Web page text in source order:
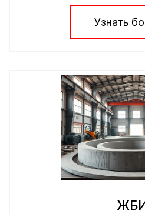
Узнать